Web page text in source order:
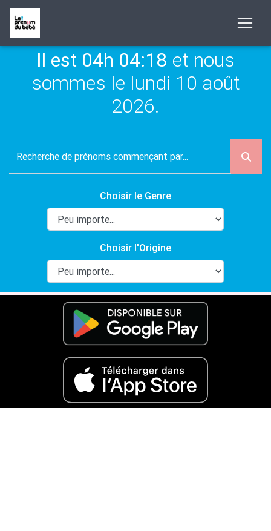
Il est 04h 04:18 et nous
sommes le lundi 10 août
2026.
Choisir le Genre
Choisir l'Origine